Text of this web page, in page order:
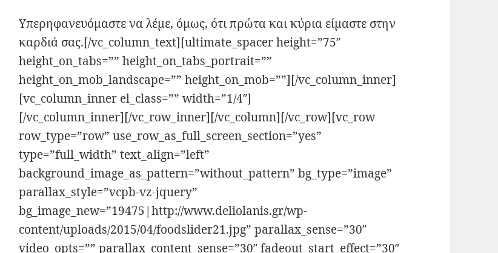
Υπερηφανευόμαστε να λέμε, όμως, ότι πρώτα και κύρια είμαστε στην
καρδιά σας.[/vc_column_text][ultimate_spacer height=”75″
height_on_tabs=”” height_on_tabs_portrait=””
height_on_mob_landscape=”” height_on_mob=””][/vc_column_inner]
[vc_column_inner el_class=”” width=”1/4″]
[/vc_column_inner][/vc_row_inner][/vc_column][/vc_row][vc_row
row_type=”row” use_row_as_full_screen_section=”yes”
type=”full_width” text_align=”left”
background_image_as_pattern=”without_pattern” bg_type=”image”
parallax_style=”vcpb-vz-jquery”
bg_image_new=”19475|http://www.deliolanis.gr/wp-
content/uploads/2015/04/foodslider21.jpg” parallax_sense=”30″
video_opts=”” parallax_content_sense=”30″ fadeout_start_effect=”30″